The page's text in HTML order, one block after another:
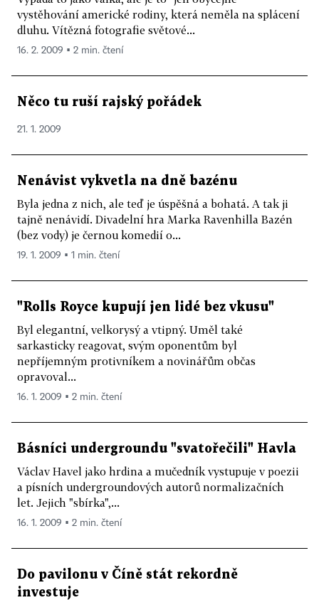
vystěhování americké rodiny, která neměla na splácení
dluhu. Vítězná fotografie světové...
16. 2. 2009 ▪ 2 min. čtení
Něco tu ruší rajský pořádek
21. 1. 2009
Nenávist vykvetla na dně bazénu
Byla jedna z nich, ale teď je úspěšná a bohatá. A tak ji
tajně nenávidí. Divadelní hra Marka Ravenhilla Bazén
(bez vody) je černou komedií o...
19. 1. 2009 ▪ 1 min. čtení
"Rolls Royce kupují jen lidé bez vkusu"
Byl elegantní, velkorysý a vtipný. Uměl také
sarkasticky reagovat, svým oponentům byl
nepříjemným protivníkem a novinářům občas
opravoval...
16. 1. 2009 ▪ 2 min. čtení
Básníci undergroundu "svatořečili" Havla
Václav Havel jako hrdina a mučedník vystupuje v poezii
a písních undergroundových autorů normalizačních
let. Jejich "sbírka",...
16. 1. 2009 ▪ 2 min. čtení
Do pavilonu v Číně stát rekordně
investuje